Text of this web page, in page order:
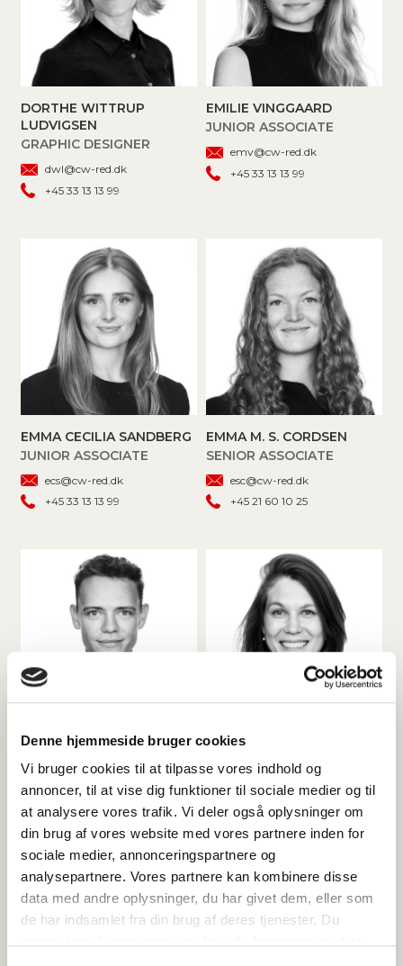
Denne hjemmeside bruger cookies
Vi bruger cookies til at tilpasse vores indhold og
annoncer, til at vise dig funktioner til sociale medier og til
at analysere vores trafik. Vi deler også oplysninger om
din brug af vores website med vores partnere inden for
sociale medier, annonceringspartnere og
analysepartnere. Vores partnere kan kombinere disse
data med andre oplysninger, du har givet dem, eller som
de har indsamlet fra din brug af deres tjenester. Du
DORTHE WITTRUP
LUDVIGSEN
GRAPHIC DESIGNER
dwl@cw-red.dk
+45 33 13 13 99
EMILIE VINGGAARD
JUNIOR ASSOCIATE
emv@cw-red.dk
+45 33 13 13 99
EMMA CECILIA SANDBERG
JUNIOR ASSOCIATE
ecs@cw-red.dk
+45 33 13 13 99
EMMA M. S. CORDSEN
SENIOR ASSOCIATE
esc@cw-red.dk
+45 21 60 10 25
FREDERIK BLEIBACH
JUNIOR ASSOCIATE
frb@cw-red.dk
+45 33 13 13 99
FREDERIKKE TEILGAARD
GUDMAND
DIGITAL GRAPHIC
DESIGNER